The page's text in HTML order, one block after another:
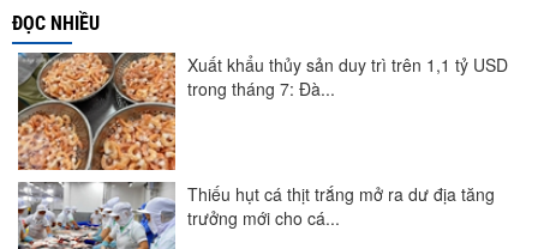
ĐỌC NHIỀU
Xuất khẩu thủy sản duy trì trên 1,1 tỷ USD
trong tháng 7: Đà...
Thiếu hụt cá thịt trắng mở ra dư địa tăng
trưởng mới cho cá...